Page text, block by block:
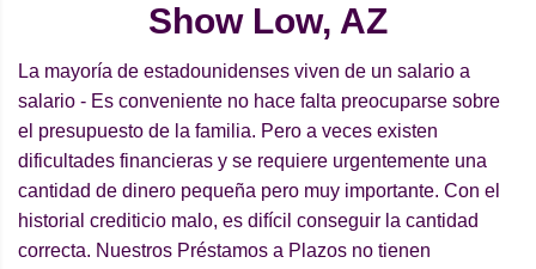
Show Low, AZ
La mayoría de estadounidenses viven de un salario a
salario - Es conveniente no hace falta preocuparse sobre
el presupuesto de la familia. Pero a veces existen
dificultades financieras y se requiere urgentemente una
cantidad de dinero pequeña pero muy importante. Con el
historial crediticio malo, es difícil conseguir la cantidad
correcta. Nuestros Préstamos a Plazos no tienen